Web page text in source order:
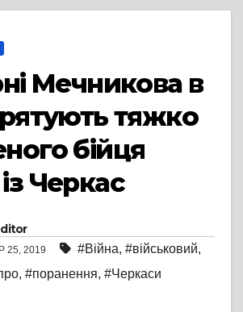
Мечникова в
рятують тяжко
бійця
Черкас
25, 2019 #Війна, #військовий,
, #поранення, #Черкаси